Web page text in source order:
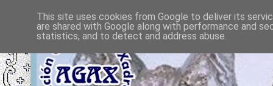
This site uses cookies from Google to deliver its
are shared with Google along with performance and
statistics, and to detect and address abuse.